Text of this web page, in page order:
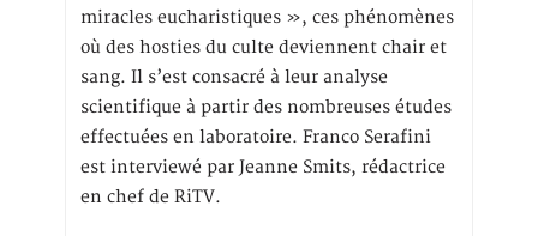
miracles eucharistiques », ces phénomènes
où des hosties du culte deviennent chair et
sang. Il s’est consacré à leur analyse
scientifique à partir des nombreuses études
effectuées en laboratoire. Franco Serafini
est interviewé par Jeanne Smits, rédactrice
en chef de RiTV.